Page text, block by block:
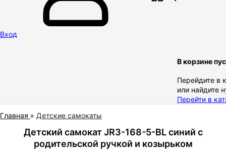
Вход
В корзине
Перейдите в
или найдите
Перейти в
Главная » Детские самокаты
Детский самокат JR3-168-5-BL синий с
родительской ручкой и козырьком